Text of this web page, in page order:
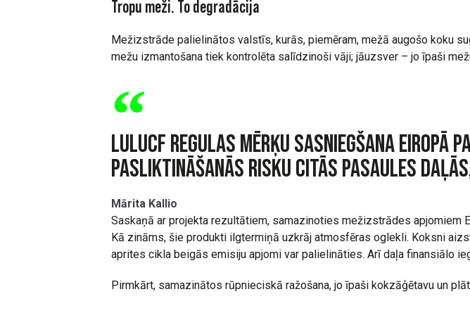
Tropu meži. To degradācija
Mežizstrāde palielinātos valstīs, kurās, piemēram, mežā augošo koku
mežu izmantošana tiek kontrolēta salīdzinoši vāji; jāuzsver – jo īpaši
LULUCF regulas mērķu sasniegšana
pasliktināšanās risku citās pasaules
Mārita Kallio
Saskaņā ar projekta rezultātiem, samazinoties mežizstrādes
Kā zināms, šie produkti ilgtermiņā uzkrāj atmosfēras oglekli. Koksni
aprites cikla beigās emisiju apjomi var palielināties. Arī daļa finansiālo
Pirmkārt, samazinātos rūpnieciskā ražošana, jo īpaši kokzāģētavu un